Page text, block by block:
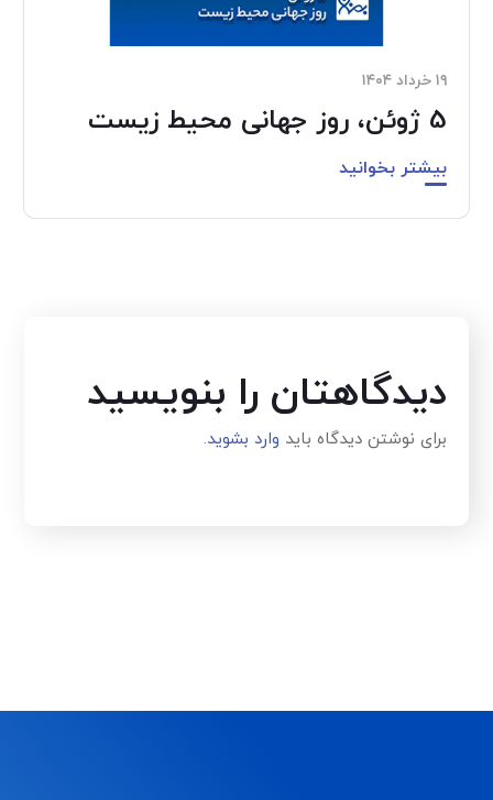
۱۹ خرداد ۱۴۰۴
5 ژوئن، روز جهانی محیط زیست
بیشتر بخوانید
دیدگاهتان را بنویسید
برای نوشتن دیدگاه باید وارد بشوید.